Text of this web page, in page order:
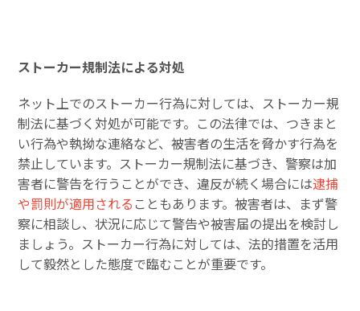
ストーカー規制法による対処
ネット上でのストーカー行為に対しては、ストーカー規
制法に基づく対処が可能です。この法律では、つきまと
い行為や執拗な連絡など、被害者の生活を脅かす行為を
禁止しています。ストーカー規制法に基づき、警察は加
害者に警告を行うことができ、違反が続く場合には逮捕
や罰則が適用される こともあります。被害者は、まず警
察に相談し、状況に応じて警告や被害届の提出を検討し
ましょう。ストーカー行為に対しては、法的措置を活用
して毅然とした態度で臨むことが重要です。